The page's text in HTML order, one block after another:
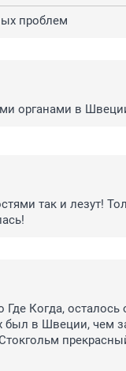
проблем
органами в
так и лезут!
Когда,
был в Швеции, чем